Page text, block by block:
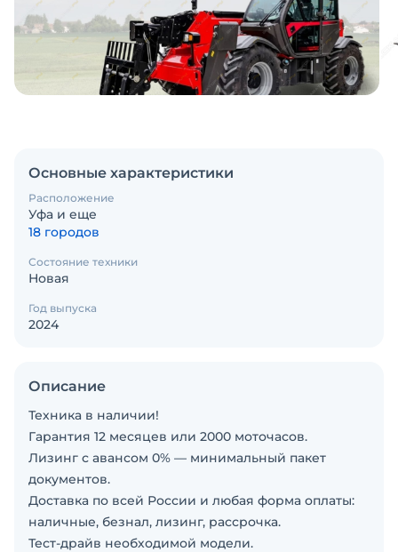
Основные характеристики
Расположение
Уфа и еще
18 городов
Состояние техники
Новая
Год выпуска
2024
Описание
Техника в наличии!
Гарантия 12 месяцев или 2000 моточасов.
Лизинг с авансом 0% — минимальный пакет
документов.
Доставка по всей России и любая форма оплаты:
наличные, безнал, лизинг, рассрочка.
Тест-драйв необходимой модели.